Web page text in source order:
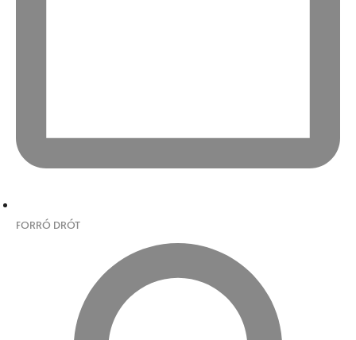
FORRÓ DRÓT